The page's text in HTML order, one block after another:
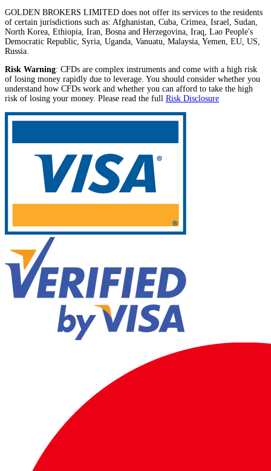
GOLDEN BROKERS LIMITED does not offer its services to the residents
of certain jurisdictions such as: Afghanistan, Cuba, Crimea, Israel, Sudan,
North Korea, Ethiopia, Iran, Bosna and Herzegovina, Iraq, Lao People's
Democratic Republic, Syria, Uganda, Vanuatu, Malaysia, Yemen, EU, US,
Russia.
Risk Warning: CFDs are complex instruments and come with a high risk
of losing money rapidly due to leverage. You should consider whether you
understand how CFDs work and whether you can afford to take the high
risk of losing your money. Please read the full Risk Disclosure